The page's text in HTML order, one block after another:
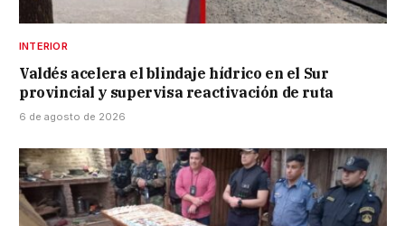
INTERIOR
Valdés acelera el blindaje hídrico en el Sur
provincial y supervisa reactivación de ruta
6 de agosto de 2026